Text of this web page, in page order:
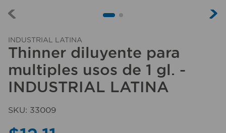
INDUSTRIAL LATINA
Thinner diluyente para
multiples usos de 1 gl. -
INDUSTRIAL LATINA
SKU: 33009
6.
organizador
7.
aspiradora
8 .
cerradura
9 .
taladro
10. sillas